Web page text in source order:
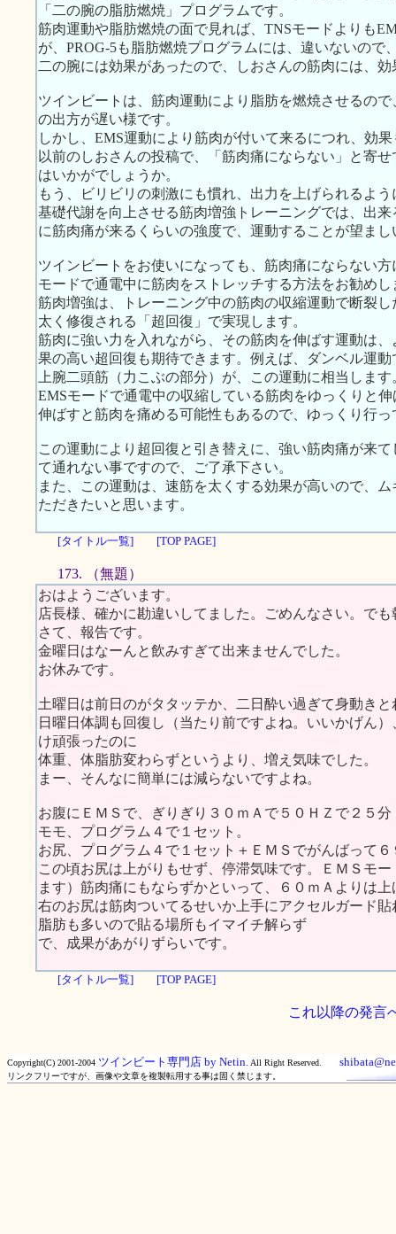
「二の腕の脂肪燃焼」プログラムです。
筋肉運動や脂肪燃焼の面で見れば、TNSモードよりも
が、PROG-5も脂肪燃焼プログラムには、違いないので
二の腕には効果があったので、しおさんの筋肉には、
ツインビートは、筋肉運動により脂肪を燃焼させるの
の出方が遅い様です。
しかし、EMS運動により筋肉が付いて来るにつれ、効
以前のしおさんの投稿で、「筋肉痛にならない」と寄
はいかがでしょうか。
もう、ビリビリの刺激にも慣れ、出力を上げられるよ
基礎代謝を向上させる筋肉増強トレーニングでは、出
に筋肉痛が来るくらいの強度で、運動することが望まし
ツインビートをお使いになっても、筋肉痛にならない
モードで通電中に筋肉をストレッチする方法をお勧めし
筋肉増強は、トレーニング中の筋肉の収縮運動で断裂
太く修復される「超回復」で実現します。
筋肉に強い力を入れながら、その筋肉を伸ばす運動は
果の高い超回復も期待できます。例えば、ダンベル運
上腕二頭筋（力こぶの部分）が、この運動に相当します
EMSモードで通電中の収縮している筋肉をゆっくりと
伸ばすと筋肉を痛める可能性もあるので、ゆっくり行っ
この運動により超回復と引き替えに、強い筋肉痛が来
て通れない事ですので、ご了承下さい。
また、この運動は、速筋を太くする効果が高いので、
ただきたいと思います。
[タイトル一覧] [TOP PAGE]
173. （無題）
おはようございます。
店長様、確かに勘違いしてました。ごめんなさい。で
さて、報告です。
金曜日はなーんと飲みすぎて出来ませんでした。
お休みです。
土曜日は前日のがタタッテか、二日酔い過ぎて身動き
日曜日体調も回復し（当たり前ですよね。いいかげん
け頑張ったのに
体重、体脂肪変わらずというより、増え気味でした。
まー、そんなに簡単には減らないですよね。
お腹にＥＭＳで、ぎりぎり３０ｍＡで５０ＨＺで２５分
モモ、プログラム４で１セット。
お尻、プログラム４で１セット＋ＥＭＳでがんばって
この頃お尻は上がりもせず、停滞気味です。ＥＭＳモ
ます）筋肉痛にもならずかといって、６０ｍＡよりは
右のお尻は筋肉ついてるせいか上手にアクセルガード
脂肪も多いので貼る場所もイマイチ解らず
で、成果があがりずらいです。
[タイトル一覧] [TOP PAGE]
これ以降の発言
Copyright(C) 2001-2004 ツインビート専門店 by Netin. All Right Reserved.
リンクフリーですが、画像や文章を複製転用する事は固く禁じます。